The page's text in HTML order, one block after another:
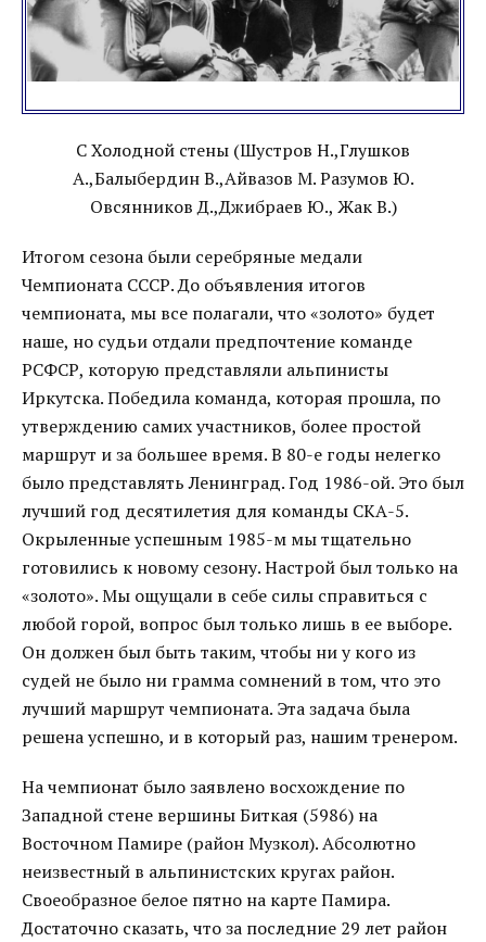
С Холодной стены (Шустров Н.,Глушков
А.,Балыбердин В.,Айвазов М. Разумов Ю.
Овсянников Д.,Джибраев Ю., Жак В.)
Итогом сезона были серебряные медали
Чемпионата СССР. До объявления итогов
чемпионата, мы все полагали, что «золото» будет
наше, но судьи отдали предпочтение команде
РСФСР, которую представляли альпинисты
Иркутска. Победила команда, которая прошла, по
утверждению самих участников, более простой
маршрут и за большее время. В 80-е годы нелегко
было представлять Ленинград. Год 1986-ой. Это был
лучший год десятилетия для команды СКА-5.
Окрыленные успешным 1985-м мы тщательно
готовились к новому сезону. Настрой был только на
«золото». Мы ощущали в себе силы справиться с
любой горой, вопрос был только лишь в ее выборе.
Он должен был быть таким, чтобы ни у кого из
судей не было ни грамма сомнений в том, что это
лучший маршрут чемпионата. Эта задача была
решена успешно, и в который раз, нашим тренером.
На чемпионат было заявлено восхождение по
Западной стене вершины Биткая (5986) на
Восточном Памире (район Музкол). Абсолютно
неизвестный в альпинистских кругах район.
Своеобразное белое пятно на карте Памира.
Достаточно сказать, что за последние 29 лет район